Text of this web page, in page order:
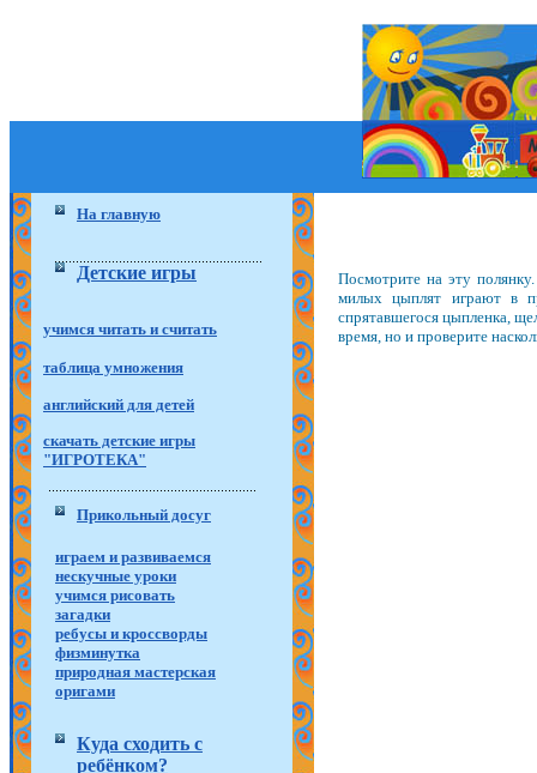
На главную
Детские игры
учимся читать и считать
таблица умножения
английский для детей
скачать детские игры
"ИГРОТЕКА"
Прикольный досуг
играем и развиваемся
нескучные уроки
учимся рисовать
загадки
ребусы и кроссворды
физминутка
природная мастерская
оригами
Куда сходить с
ребёнком?
Посмотрите на эту
милых цыплят играют в
спрятавшегося цыпленка,
время, но и проверите